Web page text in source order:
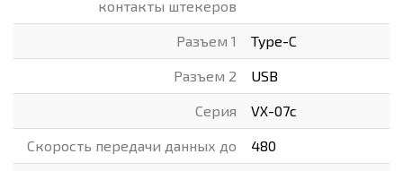
контакты штекеров
Разъем 1 Type-C
Разъем 2 USB
Серия VX-07c
Скорость передачи данных до 480